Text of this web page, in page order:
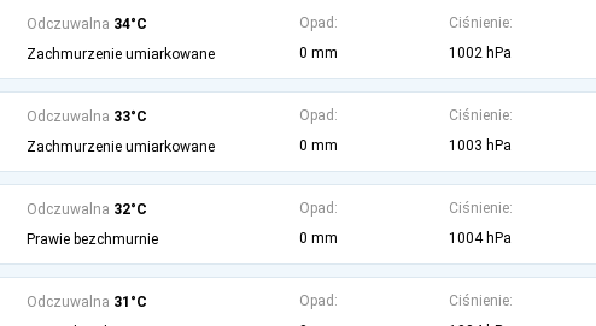
Odczuwalna 34°C
Zachmurzenie umiarkowane
Opad:
0 mm
Ciśnienie:
1002 hPa
Odczuwalna 33°C
Zachmurzenie umiarkowane
Opad:
0 mm
Ciśnienie:
1003 hPa
Odczuwalna 32°C
Prawie bezchmurnie
Opad:
0 mm
Ciśnienie:
1004 hPa
Odczuwalna 31°C
Opad:
Ciśnienie: